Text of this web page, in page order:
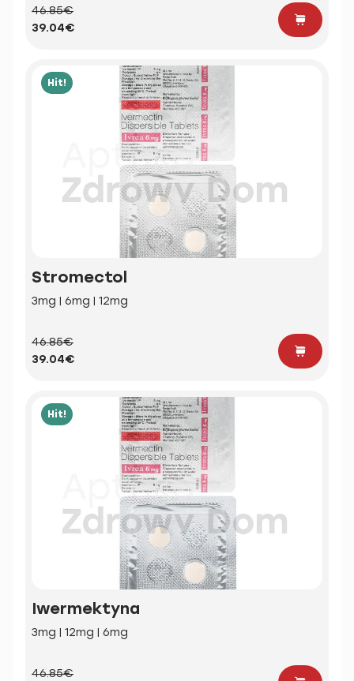
46.85€
39.04€
Hit!
Stromectol
3mg | 6mg | 12mg
46.85€
39.04€
Hit!
Iwermektyna
3mg | 12mg | 6mg
46.85€